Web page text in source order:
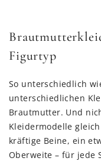
Figurtyp
So unterschiedlich
unterschiedlichen
Brautmutter. Und
Kleidermodelle
kräftige Beine, ein
Oberweite – für jede